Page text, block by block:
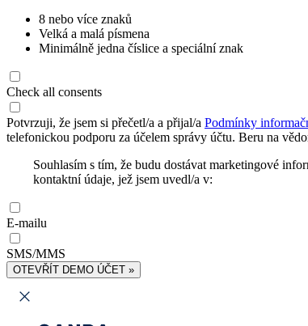
8 nebo více znaků
Velká a malá písmena
Minimálně jedna číslice a speciální znak
Check all consents
Potvrzuji, že jsem si přečetl/a a přijal/a Podmínky
telefonickou podporu za účelem správy účtu. Beru na
Souhlasím s tím, že budu dostávat marketingové
kontaktní údaje, jež jsem uvedl/a v:
E-mailu
SMS/MMS
OTEVŘÍT DEMO ÚČET »